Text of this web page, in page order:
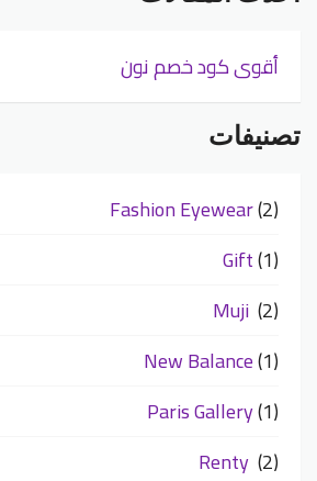
أقوى كود خصم نون
تصنيفات
Fashion Eyewear(2)
Gift(1)
Muji (2)
New Balance(1)
Paris Gallery(1)
Renty (2)